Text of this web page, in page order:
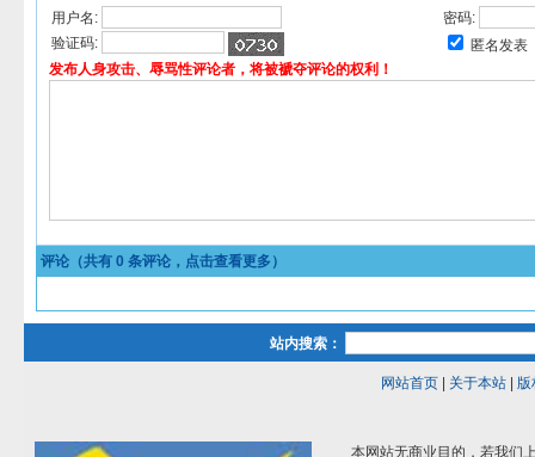
用户名:
密码:
验证码:
匿名发表
发布人身攻击、辱骂性评论者，将被褫夺评论的权利！
评论（共有 0 条评论，点击查看更多）
站内搜索：
网站首页| 关于本站| 版
本网站无商业目的，若我们